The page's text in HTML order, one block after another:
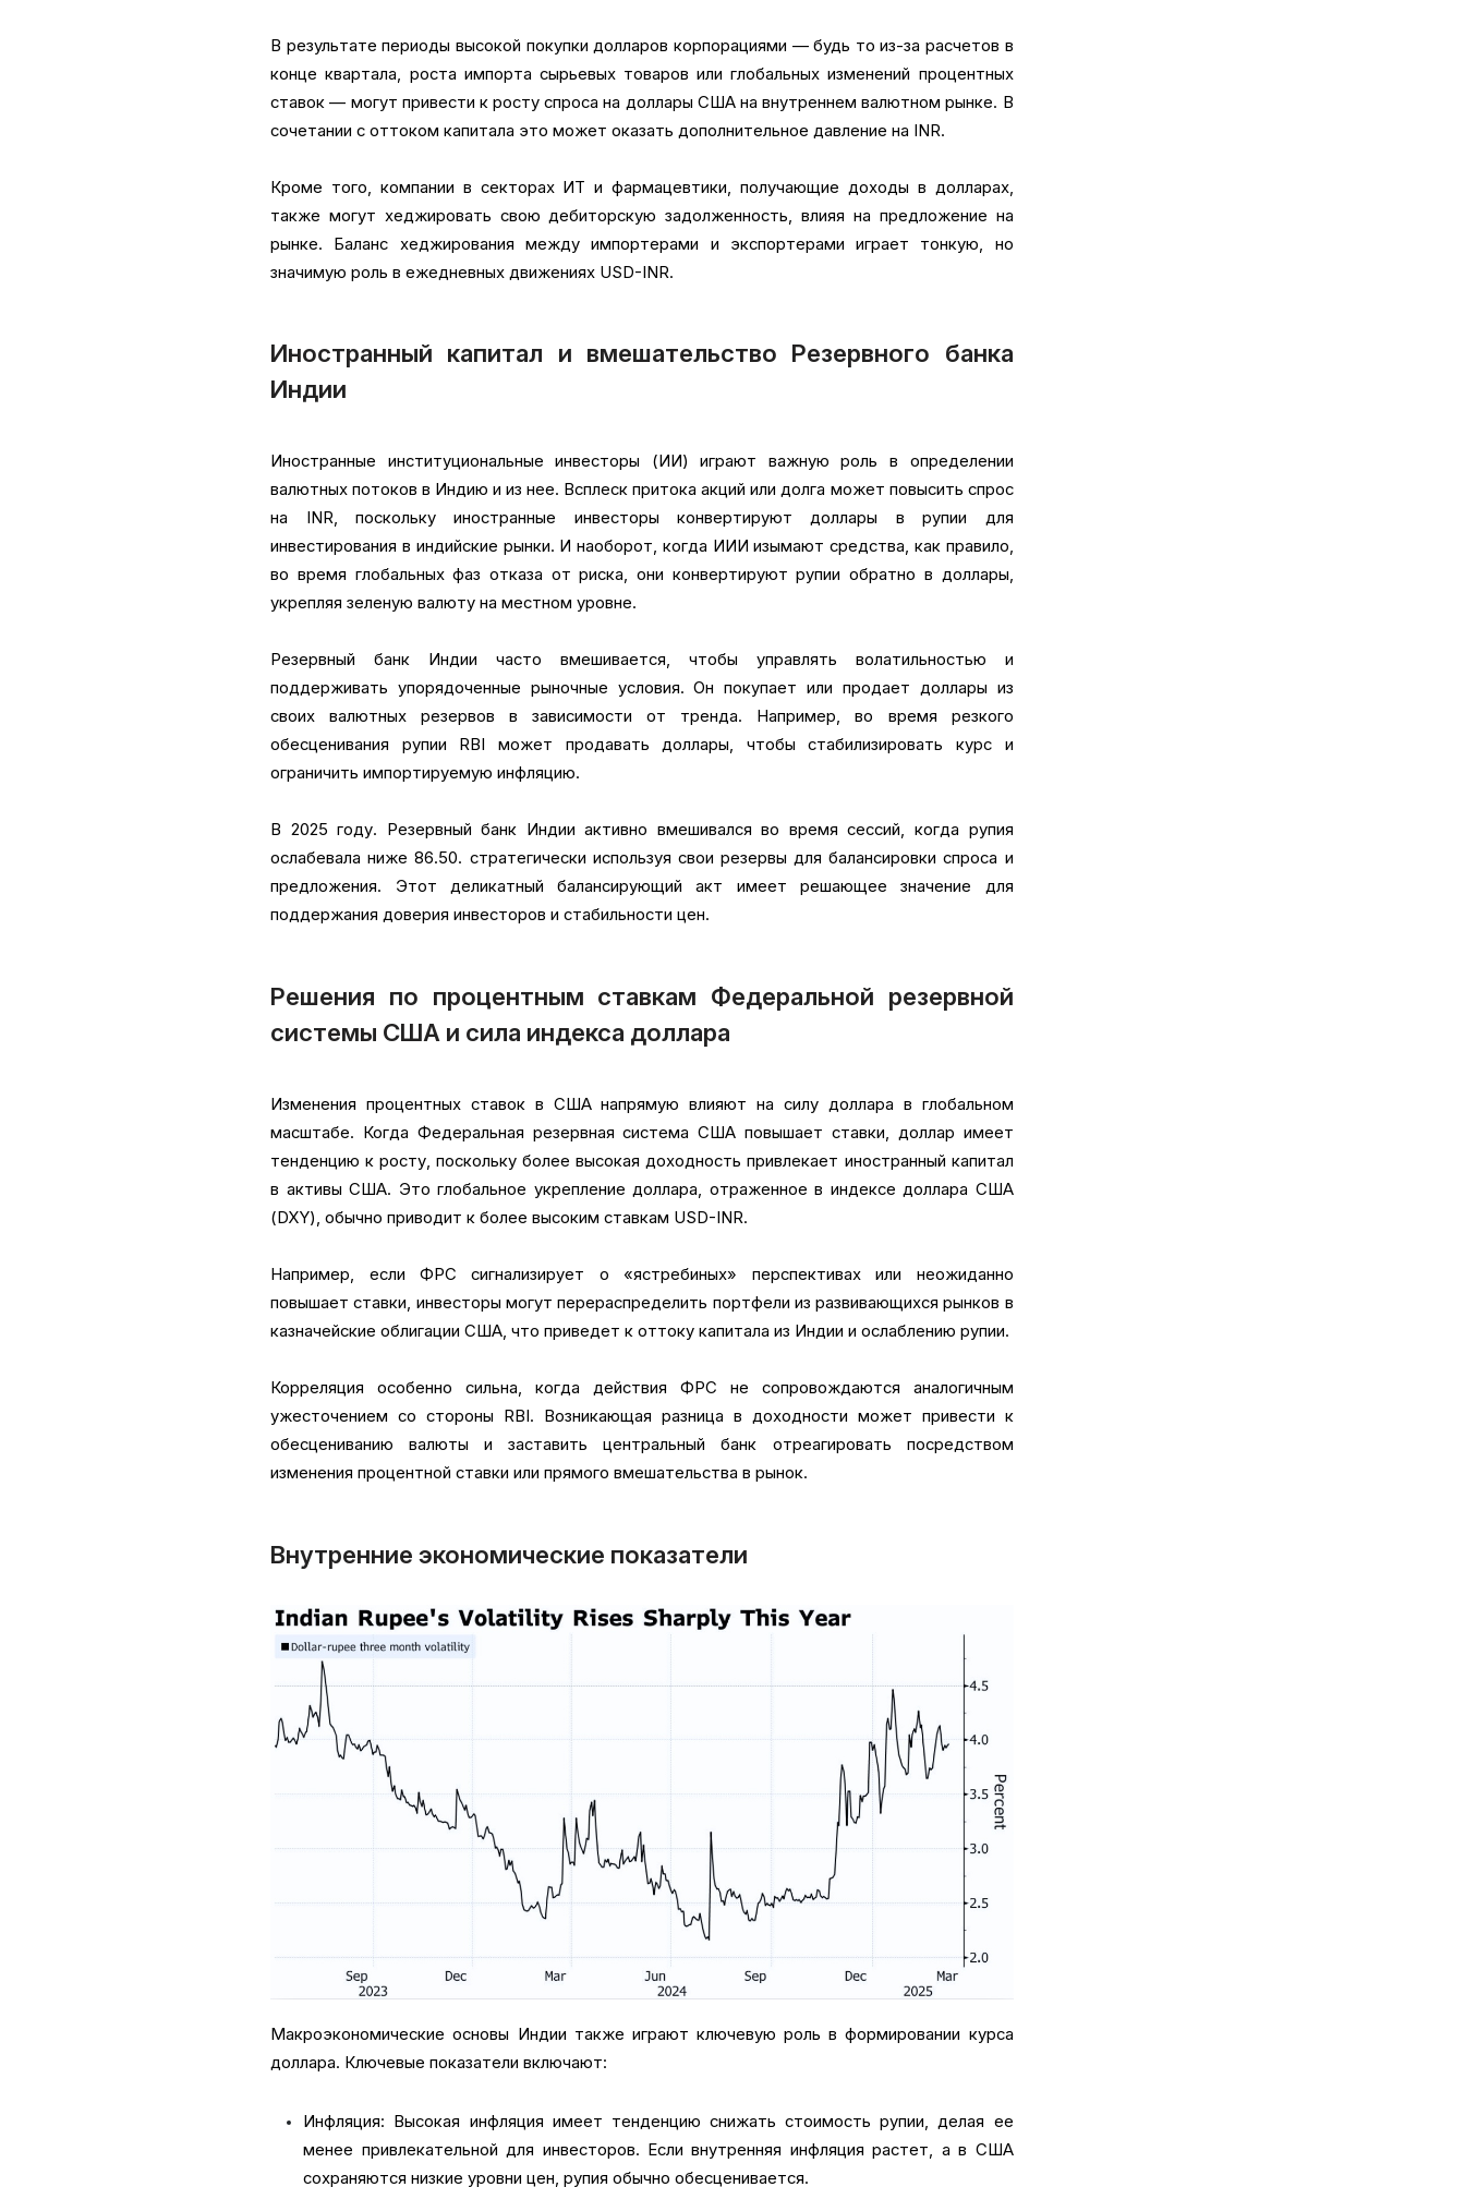
В результате периоды высокой покупки долларов корпорациями — будь то из-за расчетов в
конце квартала, роста импорта сырьевых товаров или глобальных изменений процентных
ставок — могут привести к росту спроса на доллары США на внутреннем валютном рынке. В
сочетании с оттоком капитала это может оказать дополнительное давление на INR.
Кроме того, компании в секторах ИТ и фармацевтики, получающие доходы в долларах,
также могут хеджировать свою дебиторскую задолженность, влияя на предложение на
рынке. Баланс хеджирования между импортерами и экспортерами играет тонкую, но
значимую роль в ежедневных движениях USD-INR.
Иностранный капитал и вмешательство Резервного банка
Индии
Иностранные институциональные инвесторы (ИИ) играют важную роль в определении
валютных потоков в Индию и из нее. Всплеск притока акций или долга может повысить спрос
на INR, поскольку иностранные инвесторы конвертируют доллары в рупии для
инвестирования в индийские рынки. И наоборот, когда ИИИ изымают средства, как правило,
во время глобальных фаз отказа от риска, они конвертируют рупии обратно в доллары,
укрепляя зеленую валюту на местном уровне.
Резервный банк Индии часто вмешивается, чтобы управлять волатильностью и
поддерживать упорядоченные рыночные условия. Он покупает или продает доллары из
своих валютных резервов в зависимости от тренда. Например, во время резкого
обесценивания рупии RBI может продавать доллары, чтобы стабилизировать курс и
ограничить импортируемую инфляцию.
В 2025 году. Резервный банк Индии активно вмешивался во время сессий, когда рупия
ослабевала ниже ₹86.50. стратегически используя свои резервы для балансировки спроса и
предложения. Этот деликатный балансирующий акт имеет решающее значение для
поддержания доверия инвесторов и стабильности цен.
Решения по процентным ставкам Федеральной резервной
системы США и сила индекса доллара
Изменения процентных ставок в США напрямую влияют на силу доллара в глобальном
масштабе. Когда Федеральная резервная система США повышает ставки, доллар имеет
тенденцию к росту, поскольку более высокая доходность привлекает иностранный капитал
в активы США. Это глобальное укрепление доллара, отраженное в индексе доллара США
(DXY), обычно приводит к более высоким ставкам USD-INR.
Например, если ФРС сигнализирует о «ястребиных» перспективах или неожиданно
повышает ставки, инвесторы могут перераспределить портфели из развивающихся рынков в
казначейские облигации США, что приведет к оттоку капитала из Индии и ослаблению рупии.
Корреляция особенно сильна, когда действия ФРС не сопровождаются аналогичным
ужесточением со стороны RBI. Возникающая разница в доходности может привести к
обесцениванию валюты и заставить центральный банк отреагировать посредством
изменения процентной ставки или прямого вмешательства в рынок.
Внутренние экономические показатели
Макроэкономические основы Индии также играют ключевую роль в формировании курса
доллара. Ключевые показатели включают:
Инфляция: Высокая инфляция имеет тенденцию снижать стоимость рупии, делая ее
менее привлекательной для инвесторов. Если внутренняя инфляция растет, а в США
сохраняются низкие уровни цен, рупия обычно обесценивается.